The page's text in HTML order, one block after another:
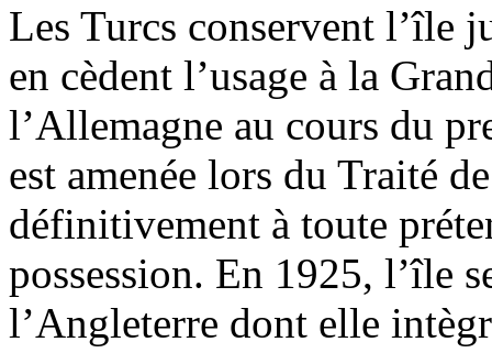
Les Turcs conservent l’île
en cèdent l’usage à la
l’Allemagne au cours du
est amenée lors du Traité
définitivement à toute
possession. En 1925, l’île
l’Angleterre dont elle